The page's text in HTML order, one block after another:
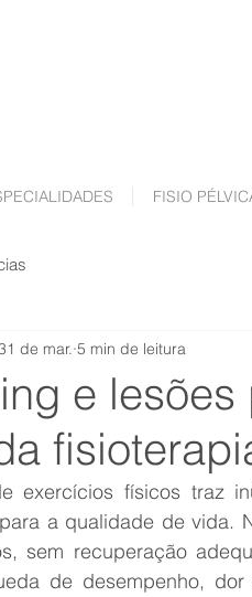
FISIO
e
de mar. 5 min de leitura
exercícios físicos traz
a qualidade de vida.
sem recuperação
de desempenho,